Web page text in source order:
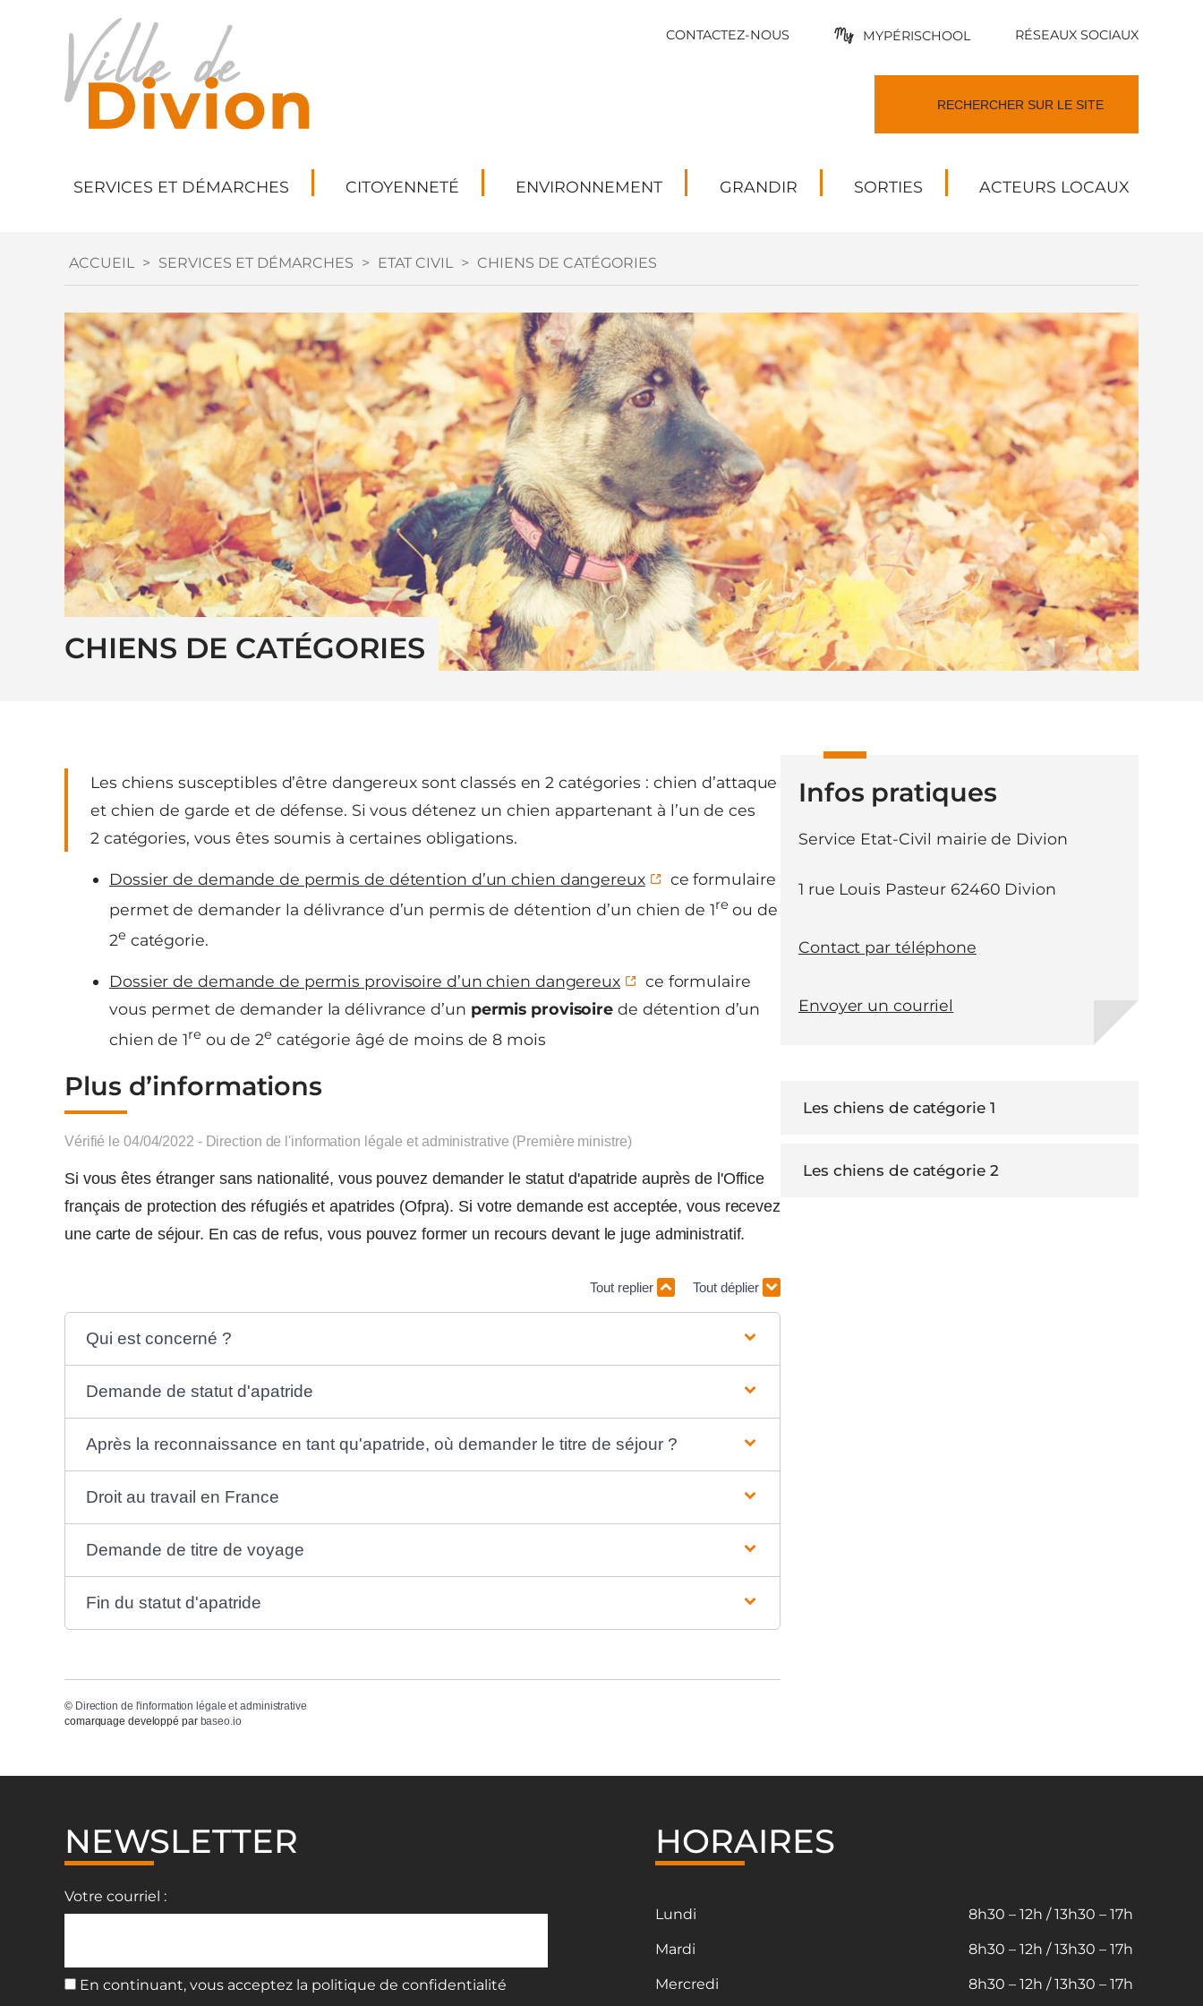
CONTACTEZ-NOUS MYPÉRISCHOOL RÉSEAUX SOCIAUX
SERVICES ET DÉMARCHES CITOYENNETÉ ENVIRONNEMENT GRANDIR SORTIES ACTEURS LOCAUX
ACCUEIL > SERVICES ET DÉMARCHES > ETAT CIVIL > CHIENS DE CATÉGORIES
CHIENS DE CATÉGORIES
Les chiens susceptibles d’être dangereux sont classés en 2 catégories : chien d’attaque
et chien de garde et de défense. Si vous détenez un chien appartenant à l’un de ces
2 catégories, vous êtes soumis à certaines obligations.
Dossier de demande de permis de détention d’un chien dangereux
ce formulaire
permet de demander la délivrance d’un permis de détention d’un chien de 1re ou de
2e catégorie.
Dossier de demande de permis provisoire d’un chien dangereux
ce formulaire
vous permet de demander la délivrance d’un permis provisoire de détention d’un
chien de 1re ou de 2e catégorie âgé de moins de 8 mois
Plus d’informations
Vérifié le 04/04/2022 - Direction de l'information légale et administrative (Première ministre)
Si vous êtes étranger sans nationalité, vous pouvez demander le statut d'apatride auprès de l'Office
français de protection des réfugiés et apatrides (Ofpra). Si votre demande est acceptée, vous recevez
une carte de séjour. En cas de refus, vous pouvez former un recours devant le juge administratif.
Tout replier Tout déplier
Qui est concerné ?
Demande de statut d'apatride
Après la reconnaissance en tant qu'apatride, où demander le titre de séjour ?
Droit au travail en France
Demande de titre de voyage
Fin du statut d'apatride
© Direction de l'information légale et administrative
comarquage developpé par baseo.io
Infos pratiques
Service Etat-Civil mairie de Divion
1 rue Louis Pasteur 62460 Divion
Contact par téléphone
Envoyer un courriel
Les chiens de catégorie 1
Les chiens de catégorie 2
NEWSLETTER
Votre courriel :
En continuant, vous acceptez la politique de confidentialité
HORAIRES
Lundi
Mardi
Mercredi
8h30 – 12h / 13h30 – 17h
8h30 – 12h / 13h30 – 17h
8h30 – 12h / 13h30 – 17h